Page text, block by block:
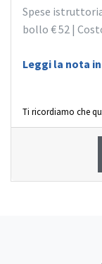
Spese
bollo € 52 |
Leggi la nota
Ti ricordiamo che